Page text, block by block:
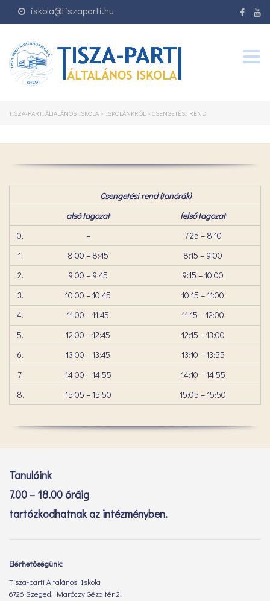
iskola@tiszaparti.hu
TISZA-PARTI ÁLTALÁNOS ISKOLA > ISKOLÁNKRÓL > CSENGETÉSI REND
Csengetési rend (tanórák)
alsó tagozat
felső tagozat
0.
–
7:25 – 8:10
1.
8:00 – 8:45
8:15 – 9:00
2.
9:00 – 9:45
9:15 – 10:00
3.
10:00 – 10:45
10:15 – 11:00
4.
11:00 – 11:45
11:15 – 12:00
5.
12:00 – 12:45
12:15 – 13:00
6.
13:00 – 13:45
13:10 – 13:55
7.
14:00 – 14:55
14:10 – 14:55
8.
15:05 – 15:50 15:05 – 15:50
Tanulóink
7.00 – 18.00 óráig
tartózkodhatnak az intézményben.
Elérhetőségünk:
Tisza-parti Általános Iskola
6726 Szeged, Maróczy Géza tér 2.